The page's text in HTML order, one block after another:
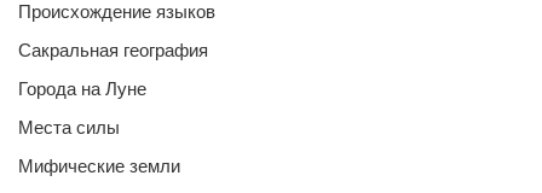
Происхождение языков
Сакральная география
Города на Луне
Места силы
Мифические земли